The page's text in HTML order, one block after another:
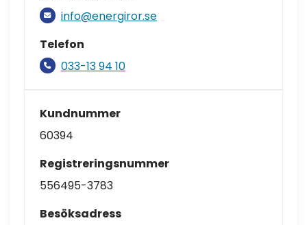
info@energiror.se
Telefon
033-13 94 10
Kundnummer
60394
Registreringsnummer
556495-3783
Besöksadress